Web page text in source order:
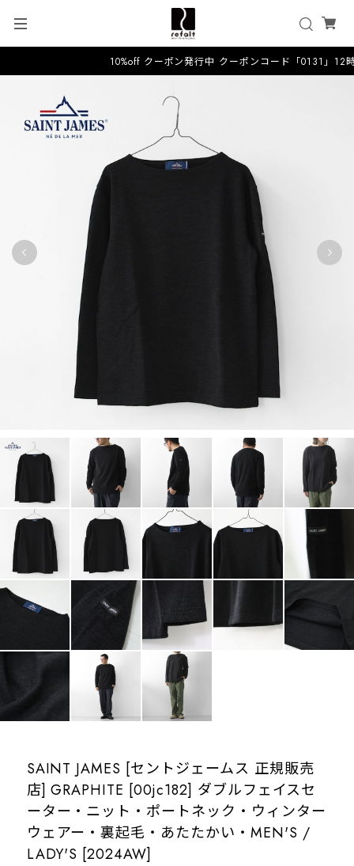
10%off クーポン発行中 クーポンコード「0131」12
SAINT JAMES [セントジェームス 正規販売
店] GRAPHITE [00jc182] ダブルフェイスセ
ーター・ニット・ポートネック・ウィンター
ウェアー・裏起毛・あたたかい・MEN'S /
LADY'S [2024AW]